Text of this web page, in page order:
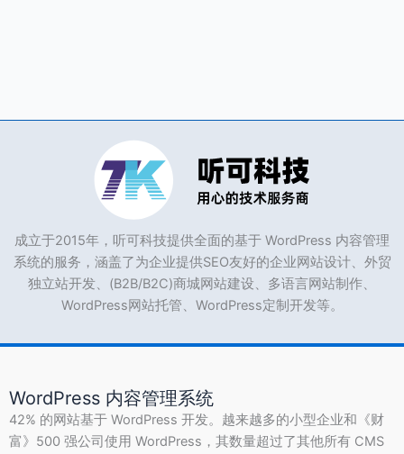
成立于2015年，听可科技提供全面的基于 WordPress 内容管理
系统的服务，涵盖了为企业提供SEO友好的企业网站设计、外贸
独立站开发、(B2B/B2C)商城网站建设、多语言网站制作、
WordPress网站托管、WordPress定制开发等。
WordPress 内容管理系统
42% 的网站基于 WordPress 开发。越来越多的小型企业和《财
富》500 强公司使用 WordPress，其数量超过了其他所有 CMS